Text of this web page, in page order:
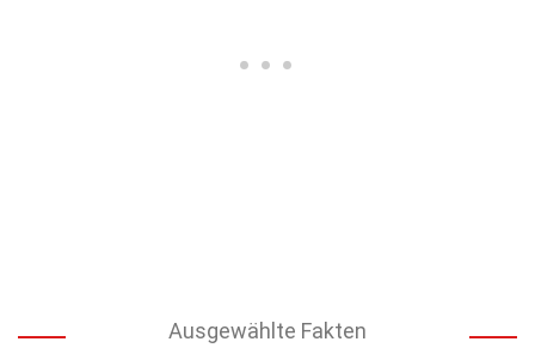
Ausgewählte Fakten